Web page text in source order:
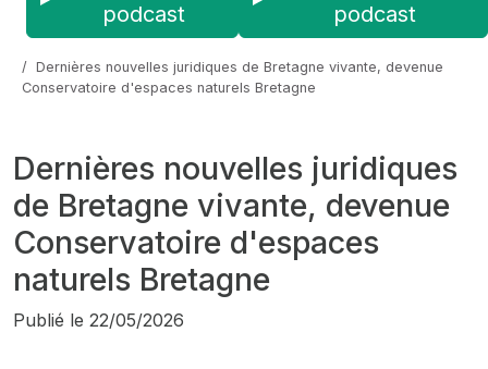
podcast
podcast
Dernières nouvelles juridiques de Bretagne vivante, devenue
Conservatoire d'espaces naturels Bretagne
Dernières nouvelles juridiques
de Bretagne vivante, devenue
Conservatoire d'espaces
naturels Bretagne
Publié le 22/05/2026